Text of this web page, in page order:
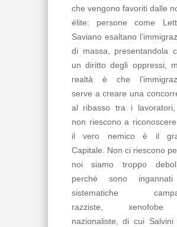
che vengono favoriti dalle
élite: persone come
Saviano esaltano
di massa, presentandola
un diritto degli oppressi,
realtà è che
serve a creare una
al ribasso tra i lavoratori,
non riescono a
il vero nemico è il
Capitale. Non ci riescono
noi siamo troppo
perché sono
sistematiche
razziste,
nazionaliste, di cui